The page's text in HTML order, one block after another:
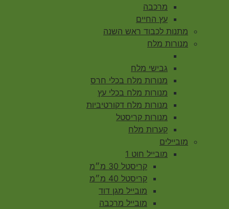
מרכבה
עץ החיים
מתנות לכבוד ראש השנה
מנורות מלח
גבישי מלח
מנורות מלח בכלי חרס
מנורות מלח בכלי עץ
מנורות מלח דקורטיביות
מנורות קריסטל
קערות מלח
מוביילים
מובייל חוט 1
קריסטל 30 מ״מ
קריסטל 40 מ״מ
מובייל מגן דוד
מובייל מרכבה